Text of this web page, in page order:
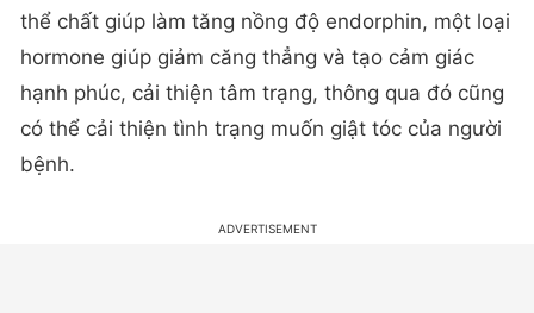
thể chất giúp làm tăng nồng độ endorphin, một loại
hormone giúp giảm căng thẳng và tạo cảm giác
hạnh phúc, cải thiện tâm trạng, thông qua đó cũng
có thể cải thiện tình trạng muốn giật tóc của người
bệnh.